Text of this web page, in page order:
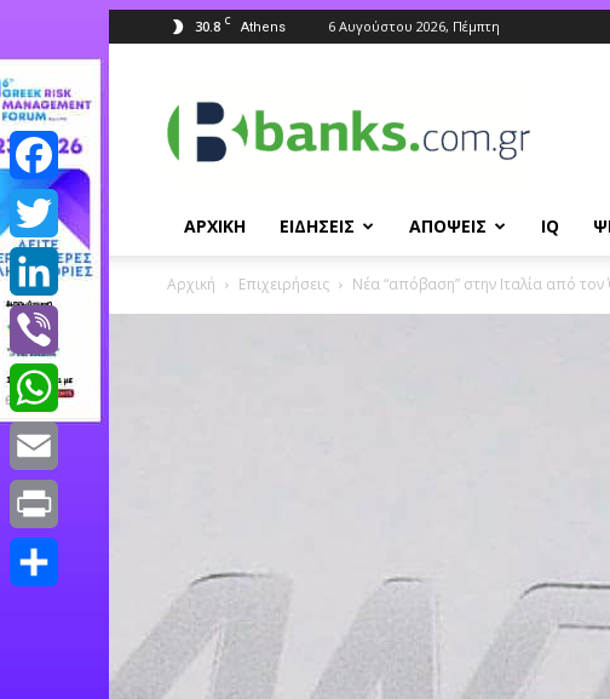
30.8 C Athens 6 Αυγούστου 2026, Πέμπτη
ΑΡΧΙΚΗ ΕΙΔΗΣΕΙΣ ΑΠΟΨΕΙΣ IQ
Αρχική Επιχειρήσεις Nέα “απόβαση” στην Ιταλία από
Facebook
Twitter
LinkedIn
Viber
WhatsApp
Email
Print